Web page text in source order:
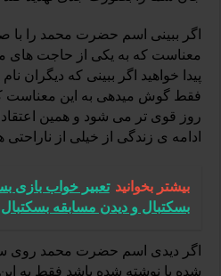
اگر ببینی اسم حضرت محمد را با
معناست که به یکی از حاجت های
پیدا خواهید اگر ببینی که دیگران نام
فقط گوش میدهی به این معناست
روز قوی تر می شود و همین
ادامه ی زندگی از خیلی از ناراحتی
بیشتر بخوانید تعبیر خواب بازی
بسکتبال و دیدن مسابقه بسکتبال
اگر دیدی اسم حضرت محمد روی
شده یا نوشته شده باشد فقط به